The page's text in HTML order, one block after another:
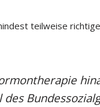
teilweise